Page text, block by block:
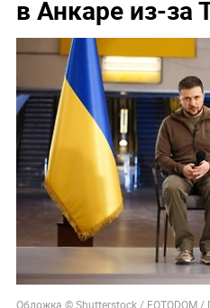
в Анкаре из-за
Обложка © Shutterstock / FOTODOM /